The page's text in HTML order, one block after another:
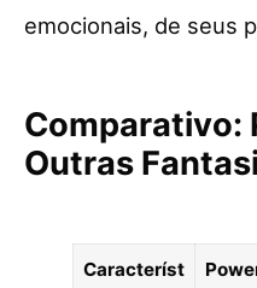
emocionais, de seus
Comparativo:
Outras
Característ